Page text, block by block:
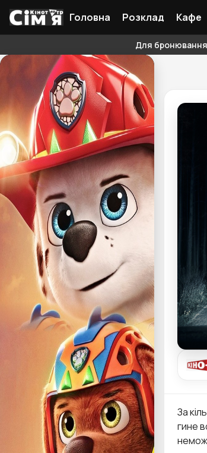
Головна Розклад Кафе
Для бронювання
За
гине